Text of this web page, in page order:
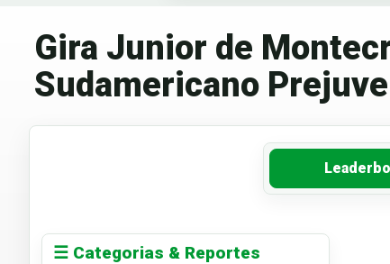
Gira Junior de
Sudamericano
☰ Categorias & Reportes